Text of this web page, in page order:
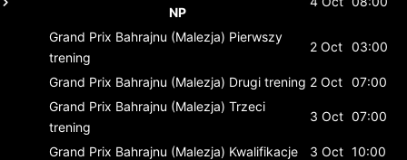
NP
Grand Prix Bahrajnu (Malezja) Pierwszy
trening
2 Oct 03:00
Grand Prix Bahrajnu (Malezja) Drugi trening 2 Oct 07:00
Grand Prix Bahrajnu (Malezja) Trzeci
trening
3 Oct 07:00
Grand Prix Bahrajnu (Malezja) Kwalifikacje 3 Oct 10:00